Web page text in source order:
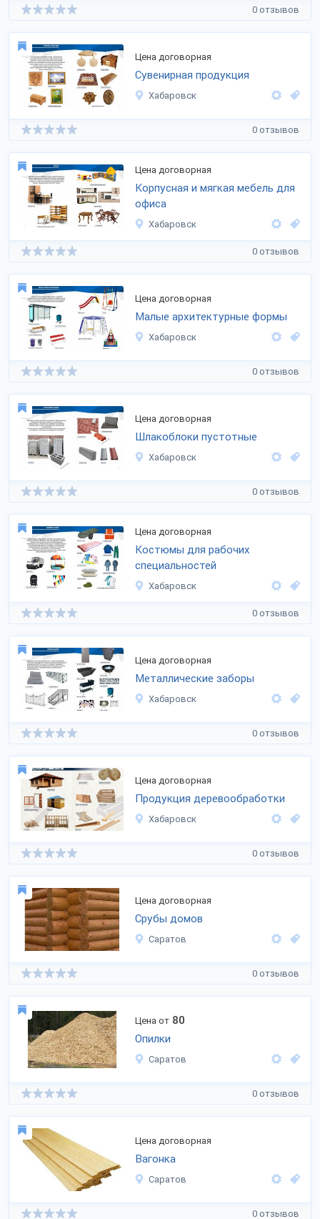
0 отзывов
Цена договорная
Сувенирная продукция
Хабаровск
0 отзывов
Цена договорная
Корпусная и мягкая мебель для
офиса
Хабаровск
0 отзывов
Цена договорная
Малые архитектурные формы
Хабаровск
0 отзывов
Цена договорная
Шлакоблоки пустотные
Хабаровск
0 отзывов
Цена договорная
Костюмы для рабочих
специальностей
Хабаровск
0 отзывов
Цена договорная
Металлические заборы
Хабаровск
0 отзывов
Цена договорная
Продукция деревообработки
Хабаровск
0 отзывов
Цена договорная
Срубы домов
Саратов
0 отзывов
Цена от 80
Опилки
Саратов
0 отзывов
Цена договорная
Вагонка
Саратов
0 отзывов